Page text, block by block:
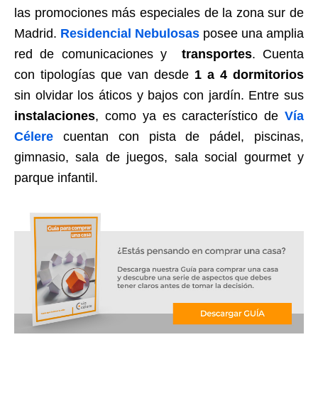
las promociones más especiales de la zona sur de
Madrid. Residencial Nebulosas posee una amplia
red de comunicaciones y transportes. Cuenta
con tipologías que van desde 1 a 4 dormitorios
sin olvidar los áticos y bajos con jardín. Entre sus
instalaciones, como ya es característico de Vía
Célere cuentan con pista de pádel, piscinas,
gimnasio, sala de juegos, sala social gourmet y
parque infantil.